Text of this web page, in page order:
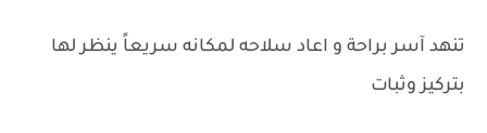
تنهد آسر براحة و اعاد سلاحه لمكانه سريعاً ينظر لها
بتركيز وثبات